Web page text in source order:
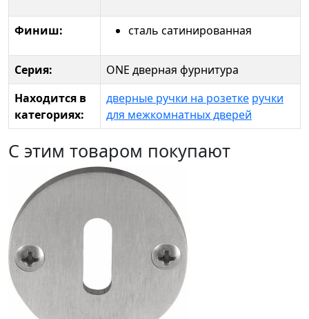
Финиш: сталь сатинированная
Серия:
ONE дверная фурнитура
Находится в
категориях:
дверные ручки на розетке ручки
для межкомнатных дверей
С этим товаром покупают